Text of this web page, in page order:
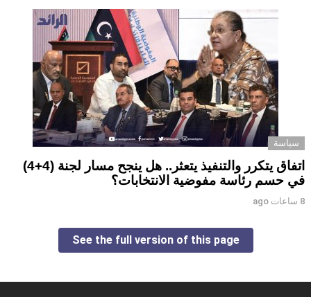
سياسة
اتفاق يتكرر والتنفيذ يتعثر.. هل ينجح مسار لجنة (4+4)
في حسم رئاسة مفوضية الانتخابات؟
8 ساعات ago
See the full version of this page